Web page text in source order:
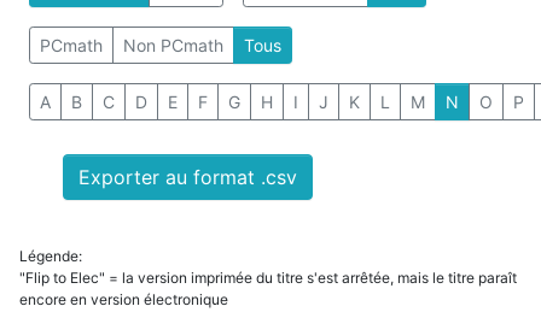
PCmath Non PCmath Tous
A B C D E F G H I J K L M N O P
Exporter au format .csv
Légende:
"Flip to Elec" = la version imprimée du titre s'est arrêtée, mais le titre paraît
encore en version électronique